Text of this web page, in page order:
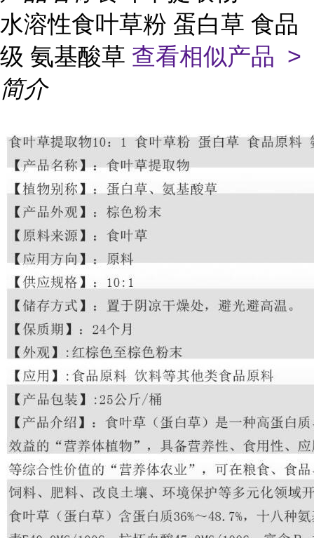
水溶性食叶草粉 蛋白草 食品
级 氨基酸草 查看相似产品 >
简介